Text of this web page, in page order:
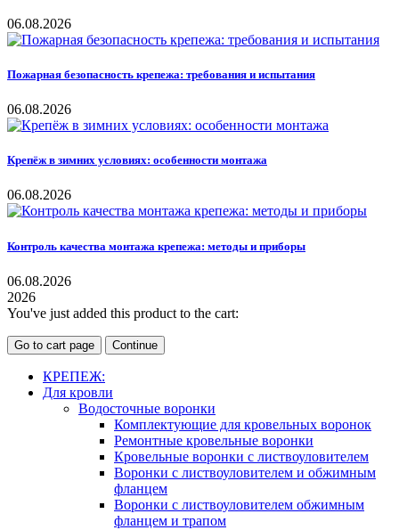
06.08.2026
Пожарная безопасность крепежа: требования и испытания
06.08.2026
Крепёж в зимних условиях: особенности монтажа
06.08.2026
Контроль качества монтажа крепежа: методы и приборы
06.08.2026
2026
You've just added this product to the cart:
Go to cart page Continue
КРЕПЕЖ:
Для кровли
Водосточные воронки
Комплектующие для кровельных воронок
Ремонтные кровельные воронки
Кровельные воронки с листвоуловителем
Воронки с листвоуловителем и обжимным
фланцем
Воронки с листвоуловителем обжимным
фланцем и трапом